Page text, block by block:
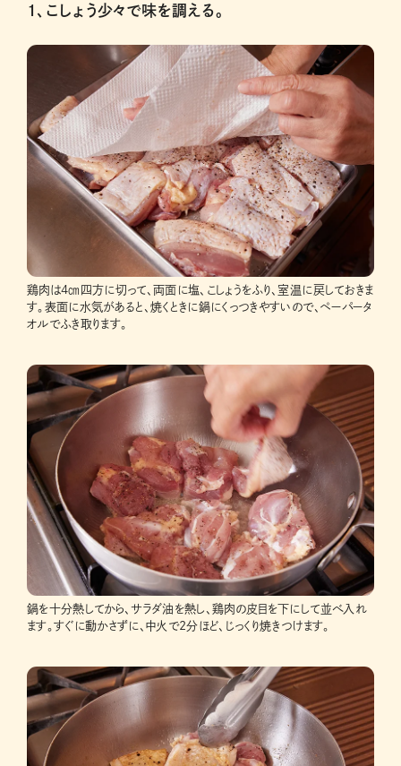
1、こしょう少々で味を調える。
鶏肉は4㎝四方に切って、両面に塩、こしょうをふり、室温に戻しておきま
す。表面に水気があると、焼くときに鍋にくっつきやすいので、ペーパータ
オルでふき取ります。
鍋を十分熱してから、サラダ油を熱し、鶏肉の皮目を下にして並べ入れ
ます。すぐに動かさずに、中火で2分ほど、じっくり焼きつけます。